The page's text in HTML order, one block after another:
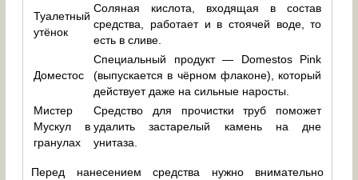
Туалетный
утёнок
Соляная кислота, входящая в состав
средства, работает и в стоячей воде, то
есть в сливе.
Доместос
Специальный продукт — Domestos Pink
(выпускается в чёрном флаконе), который
действует даже на сильные наросты.
Мистер
Мускул в
гранулах
Средство для прочистки труб поможет
удалить застарелый камень на дне
унитаза.
Перед нанесением средства нужно внимательно